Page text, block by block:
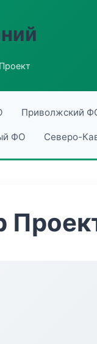
Приволжский
ФО Северо-